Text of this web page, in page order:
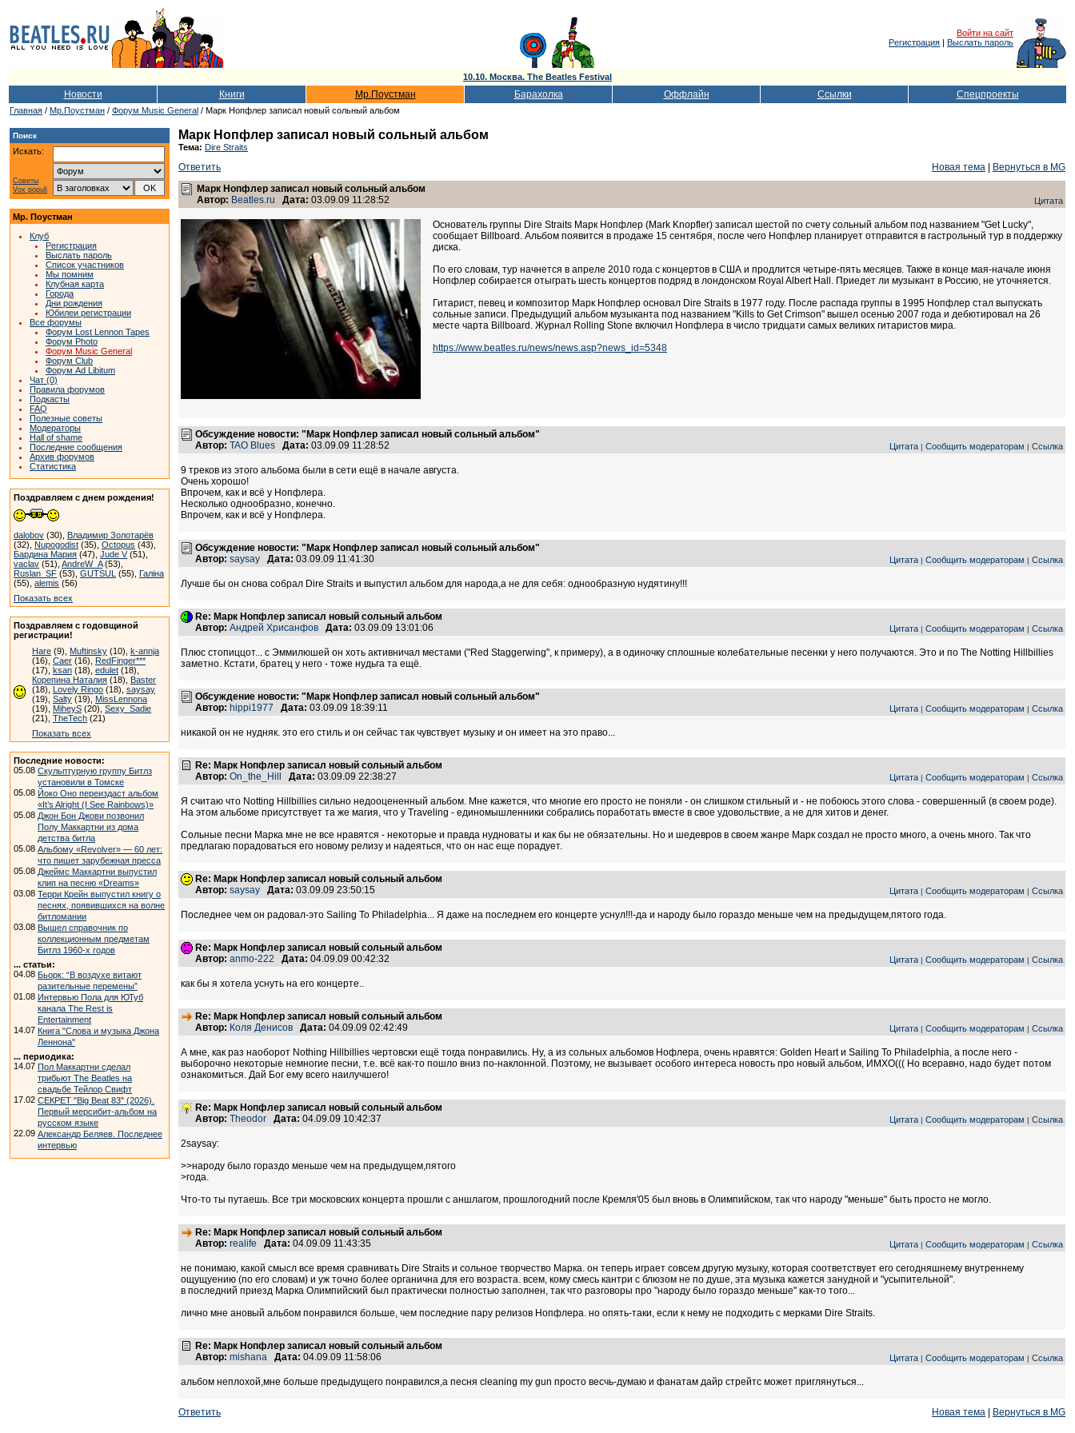
Войти на сайт
Регистрация | Выслать пароль
10.10. Москва. The Beatles Festival
Новости Книги Мр.Поустман Барахолка Оффлайн Ссылки Спецпроекты
Главная / Мр.Поустман / Форум Music General / Марк Нопфлер записал новый сольный альбом
Поиск
Искать:
Советы
Vox populi
Мр. Поустман
Клуб
Регистрация
Выслать пароль
Список участников
Мы помним
Клубная карта
Города
Дни рождения
Юбилеи регистрации
Все форумы
Форум Lost Lennon Tapes
Форум Photo
Форум Music General
Форум Club
Форум Ad Libitum
Чат (0)
Правила форумов
Подкасты
FAQ
Полезные советы
Модераторы
Hall of shame
Последние сообщения
Архив форумов
Статистика
Поздравляем с днем рождения!
dalobov (30), Владимир Золотарёв
(32), Nupogodist (35), Octopus (43),
Бардина Мария (47), Jude V(51),
vaclav (51), AndreW_A(53),
Ruslan_SF (53), GUTSUL (55), Галіна
(55), alemis (56)
Показать всех
Поздравляем с годовщиной
регистрации!
Hare (9), Muftinsky (10), k-annja
(16), Caer (16), RedFinger***
(17), ksan (18), edulet (18),
Корепина Наталия (18), Baster
(18), Lovely Ringo (18), saysay
(19), Salty (19), MissLennona
(19), MiheyS (20), Sexy_Sadie
(21), TheTech (21)
Показать всех
Последние новости:
05.08 Скульптурную группу Битлз
установили в Томске
05.08 Йоко Оно переиздаст альбом
«It’s Alright (I See Rainbows)»
05.08 Джон Бон Джови позвонил
Полу Маккартни из дома
детства битла
05.08 Альбому «Revolver» — 60 лет:
что пишет зарубежная пресса
05.08 Джеймс Маккартни выпустил
клип на песню «Dreams»
03.08 Терри Крейн выпустил книгу о
песнях, появившихся на волне
битломании
03.08 Вышел справочник по
коллекционным предметам
Битлз 1960-х годов
... статьи:
04.08 Бьорк: “В воздухе витают
разительные перемены”
01.08 Интервью Пола для ЮТуб
канала The Rest is
Entertainment
14.07 Книга "Слова и музыка Джона
Леннона"
... периодика:
14.07 Пол Маккартни сделал
трибьют The Beatles на
свадьбе Тейлор Свифт
17.02 СЕКРЕТ "Big Beat 83" (2026).
Первый мерсибит-альбом на
русском языке
22.09 Александр Беляев. Последнее
интервью
Марк Нопфлер записал новый сольный альбом
Тема: Dire Straits
Ответить Новая тема
Вернуться в MG
Марк Нопфлер записал новый сольный альбом
Автор: Beatles.ru Дата: 03.09.09 11:28:52 Цитата
Основатель группы Dire Straits Марк Нопфлер (Mark Knopfler) записал шестой по счету сольный альбом под названием "Get Lucky",
сообщает Billboard. Альбом появится в продаже 15 сентября, после чего Нопфлер планирует отправится в гастрольный тур в поддержку
диска.
По его словам, тур начнется в апреле 2010 года с концертов в США и продлится четыре-пять месяцев. Также в конце мая-начале июня
Нопфлер собирается отыграть шесть концертов подряд в лондонском Royal Albert Hall. Приедет ли музыкант в Россию, не уточняется.
Гитарист, певец и композитор Марк Нопфлер основал Dire Straits в 1977 году. После распада группы в 1995 Нопфлер стал выпускать
сольные записи. Предыдущий альбом музыканта под названием "Kills to Get Crimson" вышел осенью 2007 года и дебютировал на 26
месте чарта Billboard. Журнал Rolling Stone включил Нопфлера в число тридцати самых великих гитаристов мира.
https://www.beatles.ru/news/news.asp?news_id=5348
Обсуждение новости: "Марк Нопфлер записал новый сольный альбом"
Автор: TAO Blues Дата: 03.09.09 11:28:52 Цитата | Сообщить модераторам | Ссылка
9 треков из этого альбома были в сети ещё в начале августа.
Очень хорошо!
Впрочем, как и всё у Нопфлера.
Несколько однообразно, конечно.
Впрочем, как и всё у Нопфлера.
Обсуждение новости: "Марк Нопфлер записал новый сольный альбом"
Автор: saysay Дата: 03.09.09 11:41:30 Цитата | Сообщить модераторам | Ссылка
Лучше бы он снова собрал Dire Straits и выпустил альбом для народа,а не для себя: однообразную нудятину!!!
Re: Марк Нопфлер записал новый сольный альбом
Автор: Андрей Хрисанфов Дата: 03.09.09 13:01:06 Цитата | Сообщить модераторам | Ссылка
Плюс стопиццот... с Эммилюшей он хоть активничал местами ("Red Staggerwing", к примеру), а в одиночку сплошные колебательные песенки у него получаются. Это и по The Notting Hillbillies
заметно. Кстати, братец у него - тоже нудьга та ещё.
Обсуждение новости: "Марк Нопфлер записал новый сольный альбом"
Автор: hippi1977 Дата: 03.09.09 18:39:11 Цитата | Сообщить модераторам | Ссылка
никакой он не нудняк. это его стиль и он сейчас так чувствует музыку и он имеет на это право...
Re: Марк Нопфлер записал новый сольный альбом
Автор: On_the_Hill Дата: 03.09.09 22:38:27 Цитата | Сообщить модераторам | Ссылка
Я считаю что Notting Hillbillies сильно недооцененный альбом. Мне кажется, что многие его просто не поняли - он слишком стильный и - не побоюсь этого слова - совершенный (в своем роде).
На этом альбоме присутствует та же магия, что у Traveling - единомышленники собрались поработать вместе в свое удовольствие, а не для хитов и денег.
Сольные песни Марка мне не все нравятся - некоторые и правда нудноваты и как бы не обязательны. Но и шедевров в своем жанре Марк создал не просто много, а очень много. Так что
предлагаю порадоваться его новому релизу и надеяться, что он нас еще порадует.
Re: Марк Нопфлер записал новый сольный альбом
Автор: saysay Дата: 03.09.09 23:50:15 Цитата | Сообщить модераторам | Ссылка
Последнее чем он радовал-это Sailing To Philadelphia... Я даже на последнем его концерте уснул!!!-да и народу было гораздо меньше чем на предыдущем,пятого года.
Re: Марк Нопфлер записал новый сольный альбом
Автор: anmo-222 Дата: 04.09.09 00:42:32 Цитата | Сообщить модераторам | Ссылка
как бы я хотела уснуть на его концерте..
Re: Марк Нопфлер записал новый сольный альбом
Автор: Коля Денисов Дата: 04.09.09 02:42:49 Цитата | Сообщить модераторам | Ссылка
А мне, как раз наоборот Nothing Hillbillies чертовски ещё тогда понравились. Ну, а из сольных альбомов Нофлера, очень нравятся: Golden Heart и Sailing To Philadelphia, а после него -
выборочно некоторые немногие песни, т.е. всё как-то пошло вниз по-наклонной. Поэтому, не вызывает особого интереса новость про новый альбом, ИМХО((( Но всеравно, надо будет потом
ознакомиться. Дай Бог ему всего наилучшего!
Re: Марк Нопфлер записал новый сольный альбом
Автор: Theodor Дата: 04.09.09 10:42:37 Цитата | Сообщить модераторам | Ссылка
2saysay:
>>народу было гораздо меньше чем на предыдущем,пятого
>года.
Что-то ты путаешь. Все три московских концерта прошли с аншлагом, прошлогодний после Кремля'05 был вновь в Олимпийском, так что народу "меньше" быть просто не могло.
Re: Марк Нопфлер записал новый сольный альбом
Автор: realife Дата: 04.09.09 11:43:35 Цитата | Сообщить модераторам | Ссылка
не понимаю, какой смысл все время сравнивать Dire Straits и сольное творчество Марка. он теперь играет совсем другую музыку, которая соответствует его сегодняшнему внутреннему
ощущуению (по его словам) и уж точно более органична для его возраста. всем, кому смесь кантри с блюзом не по душе, эта музыка кажется занудной и "усыпительной".
в последний приезд Марка Олимпийский был практически полностью заполнен, так что разговоры про "народу было гораздо меньше" как-то того...
лично мне ановый альбом понравился больше, чем последние пару релизов Нопфлера. но опять-таки, если к нему не подходить с мерками Dire Straits.
Re: Марк Нопфлер записал новый сольный альбом
Автор: mishana Дата: 04.09.09 11:58:06 Цитата | Сообщить модераторам | Ссылка
альбом неплохой,мне больше предыдущего понравился,а песня cleaning my gun просто весчь-думаю и фанатам дайр стрейтс может приглянуться...
Ответить Новая тема Вернуться в MG